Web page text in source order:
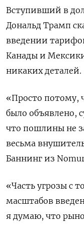
Вступивший в
Дональд Трамп
введении
Канады и
никаких деталей.
«Просто потому,
было объявлено,
что пошлины не
весьма
Баннинг из
«Часть угрозы с
масштабов
я думаю, что